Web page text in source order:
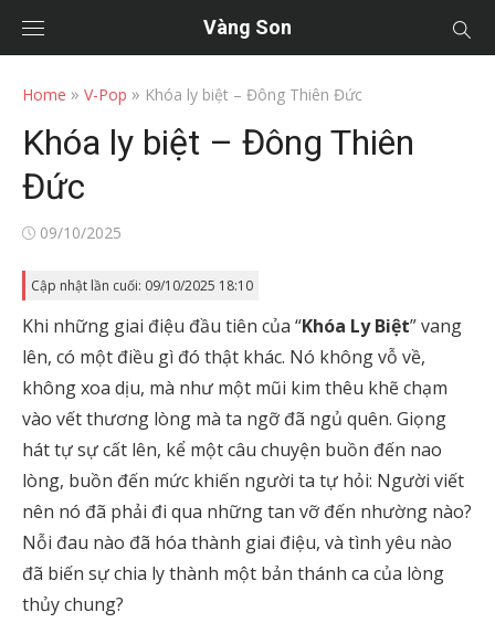
Vàng Son
Home » V-Pop » Khóa ly biệt – Đông Thiên Đức
Khóa ly biệt – Đông Thiên
Đức
Posted
09/10/2025
Cập nhật lần cuối: 09/10/2025 18:10
Khi những giai điệu đầu tiên của “Khóa Ly Biệt” vang
lên, có một điều gì đó thật khác. Nó không vỗ về,
không xoa dịu, mà như một mũi kim thêu khẽ chạm
vào vết thương lòng mà ta ngỡ đã ngủ quên. Giọng
hát tự sự cất lên, kể một câu chuyện buồn đến nao
lòng, buồn đến mức khiến người ta tự hỏi: Người viết
nên nó đã phải đi qua những tan vỡ đến nhường nào?
Nỗi đau nào đã hóa thành giai điệu, và tình yêu nào
đã biến sự chia ly thành một bản thánh ca của lòng
thủy chung?